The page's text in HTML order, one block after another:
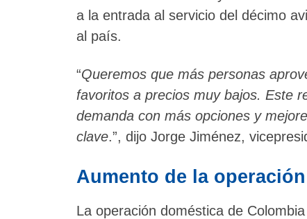
a la entrada al servicio del décimo
al país.
“Queremos que más personas
favoritos a precios muy bajos. Este
demanda con más opciones y
clave.”, dijo Jorge Jiménez,
Aumento de la
La operación doméstica de